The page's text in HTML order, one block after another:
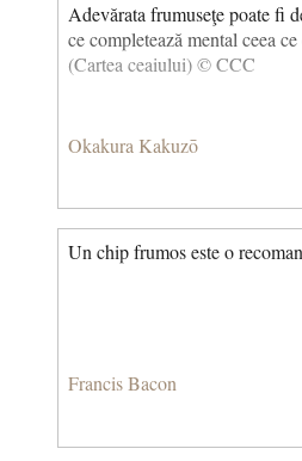
Adevărata frumuseţe poate fi
ce completează mental ceea
(Cartea ceaiului) © CCC
Okakura Kakuzō
Un chip frumos este o
Francis Bacon